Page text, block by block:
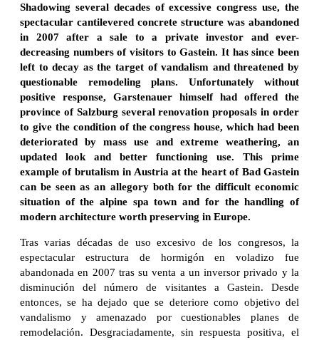
Shadowing several decades of excessive congress use, the
spectacular cantilevered concrete structure was abandoned
in 2007 after a sale to a private investor and ever-
decreasing numbers of visitors to Gastein. It has since been
left to decay as the target of vandalism and threatened by
questionable remodeling plans. Unfortunately without
positive response, Garstenauer himself had offered the
province of Salzburg several renovation proposals in order
to give the condition of the congress house, which had been
deteriorated by mass use and extreme weathering, an
updated look and better functioning use. This prime
example of brutalism in Austria at the heart of Bad Gastein
can be seen as an allegory both for the difficult economic
situation of the alpine spa town and for the handling of
modern architecture worth preserving in Europe.
Tras varias décadas de uso excesivo de los congresos, la
espectacular estructura de hormigón en voladizo fue
abandonada en 2007 tras su venta a un inversor privado y la
disminución del número de visitantes a Gastein. Desde
entonces, se ha dejado que se deteriore como objetivo del
vandalismo y amenazado por cuestionables planes de
remodelación. Desgraciadamente, sin respuesta positiva, el